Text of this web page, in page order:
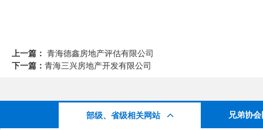
上一篇： 青海德鑫房地产评估有限公司
下一篇： 青海三兴房地产开发有限公司
部级、省级相关网站 兄弟协